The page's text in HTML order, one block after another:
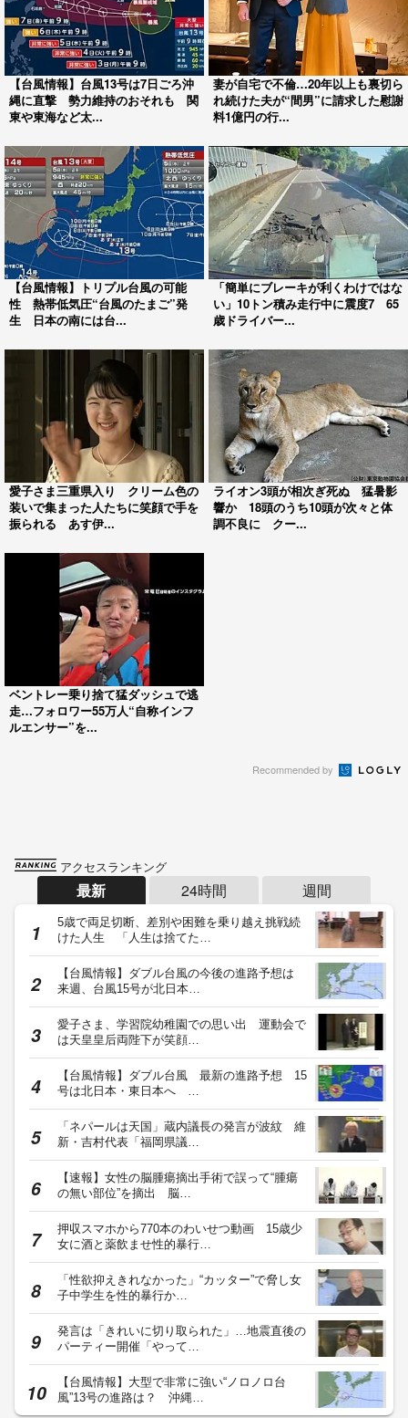
【台風情報】台風13号は7日ごろ沖
縄に直撃 勢力維持のおそれも 関
東や東海など太...
妻が自宅で不倫…20年以上も裏切ら
れ続けた夫が“間男”に請求した慰謝
料1億円の行...
【台風情報】トリプル台風の可能
性 熱帯低気圧“台風のたまご”発
生 日本の南には台...
「簡単にブレーキが利くわけではな
い」10トン積み走行中に震度7 65
歳ドライバー...
愛子さま三重県入り クリーム色の
装いで集まった人たちに笑顔で手を
振られる あす伊...
ライオン3頭が相次ぎ死ぬ 猛暑影
響か 18頭のうち10頭が次々と体
調不良に クー...
ベントレー乗り捨て猛ダッシュで逃
走…フォロワー55万人“自称インフ
ルエンサー”を...
Recommended by
アクセスランキング
最新 24時間 週間
5歳で両足切断、差別や困難を乗り越え挑戦続
けた人生 「人生は捨てた…
【台風情報】ダブル台風の今後の進路予想は
来週、台風15号が北日本…
愛子さま、学習院幼稚園での思い出 運動会で
は天皇皇后両陛下が笑顔…
【台風情報】ダブル台風 最新の進路予想 15
号は北日本・東日本へ …
「ネパールは天国」蔵内議長の発言が波紋 維
新・吉村代表「福岡県議…
【速報】女性の脳腫瘍摘出手術で誤って“腫瘍
の無い部位”を摘出 脳…
押収スマホから770本のわいせつ動画 15歳少
女に酒と薬飲ませ性的暴行…
「性欲抑えきれなかった」“カッター”で脅し女
子中学生を性的暴行か…
発言は「きれいに切り取られた」…地震直後の
パーティー開催「やって…
【台風情報】大型で非常に強い“ノロノロ台
風”13号の進路は？ 沖縄…